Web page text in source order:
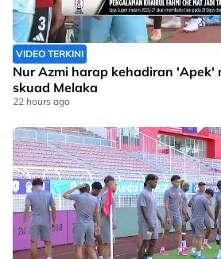
VIDEO TERKINI
Nur Azmi harap kehadiran 'Apek'
skuad Melaka
22 hours ago